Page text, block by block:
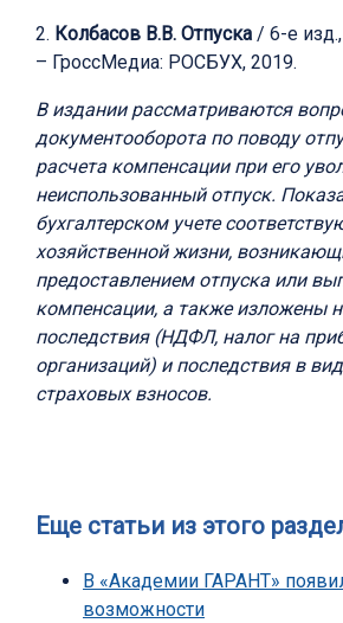
2. Колбасов В.В. Отпуска / 6-е
– ГроссМедиа: РОСБУХ, 2019.
В издании рассматриваются
документооборота по поводу
расчета компенсации при его
неиспользованный отпуск.
бухгалтерском учете
хозяйственной жизни,
предоставлением отпуска или
компенсации, а также изложены
последствия (НДФЛ, налог на
организаций) и последствия в
страховых взносов.
Еще статьи из этого
В «Академии ГАРАНТ»
возможности